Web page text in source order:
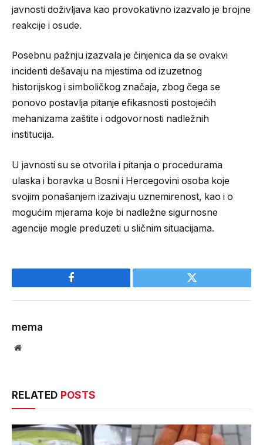
javnosti doživljava kao provokativno izazvalo je brojne
reakcije i osude.
Posebnu pažnju izazvala je činjenica da se ovakvi
incidenti dešavaju na mjestima od izuzetnog
historijskog i simboličkog značaja, zbog čega se
ponovo postavlja pitanje efikasnosti postojećih
mehanizama zaštite i odgovornosti nadležnih
institucija.
U javnosti su se otvorila i pitanja o procedurama
ulaska i boravka u Bosni i Hercegovini osoba koje
svojim ponašanjem izazivaju uznemirenost, kao i o
mogućim mjerama koje bi nadležne sigurnosne
agencije mogle preduzeti u sličnim situacijama.
Facebook Twitter
mema
Website
RELATED POSTS